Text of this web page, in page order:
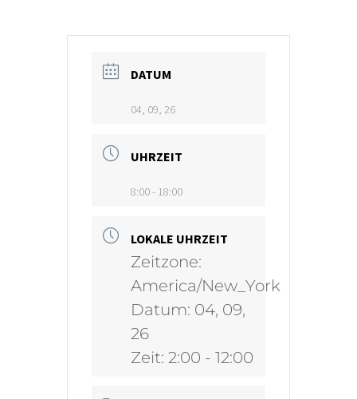
DATUM
04, 09, 26
UHRZEIT
8:00 - 18:00
LOKALE UHRZEIT
Zeitzone:
America/New_York
Datum: 04, 09,
26
Zeit: 2:00 - 12:00